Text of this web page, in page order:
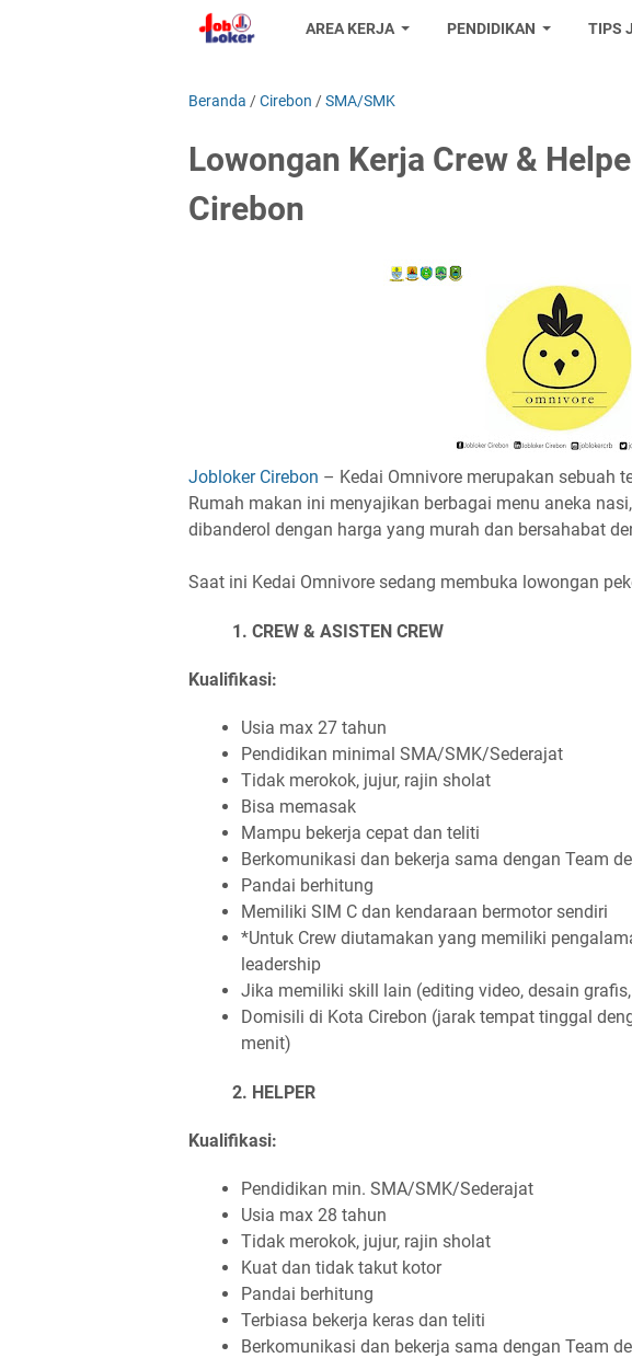
AREA KERJA PENDIDIKAN TIPS
Beranda /Cirebon /SMA/SMK
Lowongan Kerja Crew &
Cirebon
Jobloker Cirebon – Kedai Omnivore merupakan sebuah
Rumah makan ini menyajikan berbagai menu aneka
dibanderol dengan harga yang murah dan bersahabat
Saat ini Kedai Omnivore sedang membuka lowongan
1. CREW & ASISTEN CREW
Kualifikasi:
Usia max 27 tahun
Pendidikan minimal SMA/SMK/Sederajat
Tidak merokok, jujur, rajin sholat
Bisa memasak
Mampu bekerja cepat dan teliti
Berkomunikasi dan bekerja sama dengan Team
Pandai berhitung
Memiliki SIM C dan kendaraan bermotor sendiri
*Untuk Crew diutamakan yang memiliki
leadership
Jika memiliki skill lain (editing video, desain
Domisili di Kota Cirebon (jarak tempat tinggal
menit)
2. HELPER
Kualifikasi:
Pendidikan min. SMA/SMK/Sederajat
Usia max 28 tahun
Tidak merokok, jujur, rajin sholat
Kuat dan tidak takut kotor
Pandai berhitung
Terbiasa bekerja keras dan teliti
Berkomunikasi dan bekerja sama dengan Team